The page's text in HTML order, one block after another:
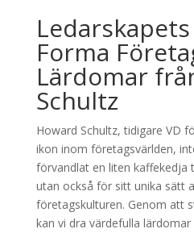
Forma
Lärdomar
Schultz
Howard Schultz, tidigare VD
ikon inom företagsvärlden,
förvandlat en liten kaffekedja
utan också för sitt unika sätt
företagskulturen. Genom att
kan vi dra värdefulla